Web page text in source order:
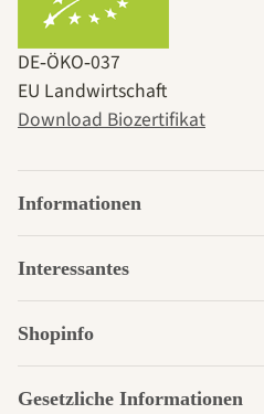
DE‑ÖKO‑037
EU Landwirtschaft
Download Biozertifikat
Informationen
Interessantes
Shopinfo
Gesetzliche Informationen